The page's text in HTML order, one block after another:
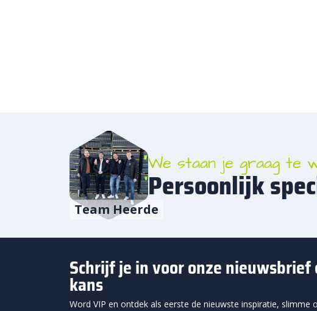
Team Heerde
We staan je graag te
Persoonlijk
Schrijf je in voor onze
kans
Word VIP en ontdek als eerste de nieuwste inspiratie, slimme